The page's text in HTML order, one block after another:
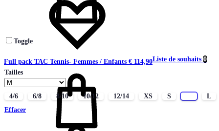
Liste de souhaits 0
Toggle
Full pack TAC Tennis- Femmes / Enfants € 114,90
Tailles
4/6 6/8 8/10 10/12 12/14 XS S
L
Effacer